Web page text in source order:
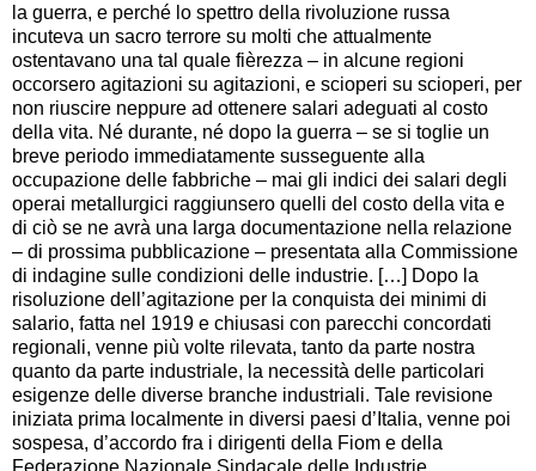
la guerra, e perché lo spettro della rivoluzione russa
incuteva un sacro terrore su molti che attualmente
ostentavano una tal quale fièrezza – in alcune regioni
occorsero agitazioni su agitazioni, e scioperi su scioperi, per
non riuscire neppure ad ottenere salari adeguati al costo
della vita. Né durante, né dopo la guerra – se si toglie un
breve periodo immediatamente susseguente alla
occupazione delle fabbriche – mai gli indici dei salari degli
operai metallurgici raggiunsero quelli del costo della vita e
di ciò se ne avrà una larga documentazione nella relazione
– di prossima pubblicazione – presentata alla Commissione
di indagine sulle condizioni delle industrie. […] Dopo la
risoluzione dell’agitazione per la conquista dei minimi di
salario, fatta nel 1919 e chiusasi con parecchi concordati
regionali, venne più volte rilevata, tanto da parte nostra
quanto da parte industriale, la necessità delle particolari
esigenze delle diverse branche industriali. Tale revisione
iniziata prima localmente in diversi paesi d’Italia, venne poi
sospesa, d’accordo fra i dirigenti della Fiom e della
Federazione Nazionale Sindacale delle Industrie